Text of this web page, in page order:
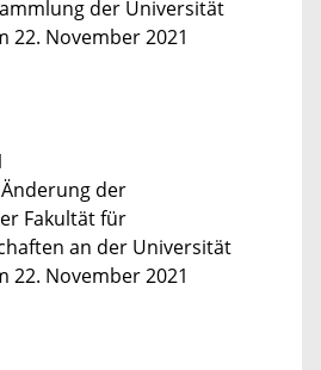
der Universität
22. November 2021
der
Fakultät für
an der Universität
22. November 2021